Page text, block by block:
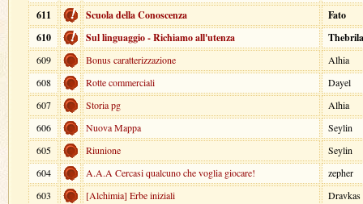
611
Scuola della Conoscenza
Fato
610
Sul linguaggio - Richiamo all'utenza
609 Bonus caratterizzazione
Alhia
608
Rotte commerciali
Dayel
607
Storia pg
Alhia
606
Nuova Mappa
Seylin
605
Riunione
Seylin
604
A.A.A Cercasi qualcuno che voglia giocare!
zepher
603
[Alchimia] Erbe iniziali
Dravkas